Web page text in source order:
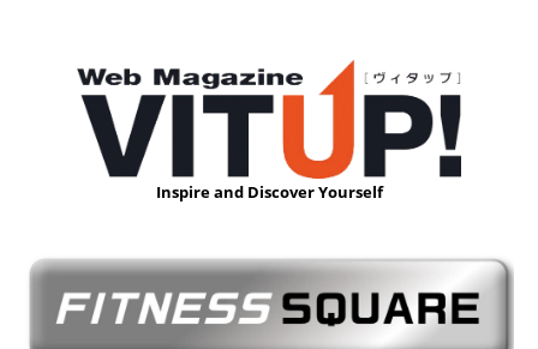
Inspire and Discover Yourself